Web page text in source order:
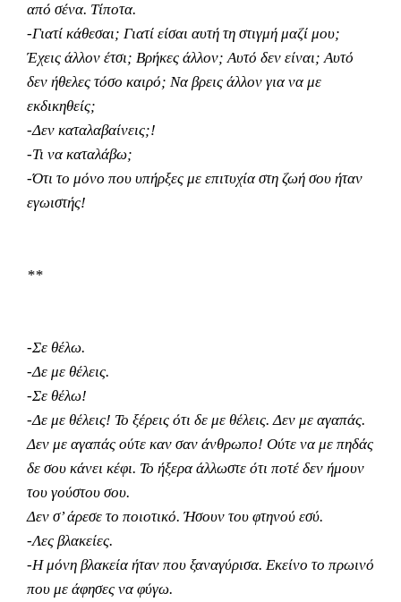
από σένα. Τίποτα.
-Γιατί κάθεσαι; Γιατί είσαι αυτή τη στιγμή μαζί μου;
Έχεις άλλον έτσι; Βρήκες άλλον; Αυτό δεν είναι; Αυτό
δεν ήθελες τόσο καιρό; Να βρεις άλλον για να με
εκδικηθείς;
-Δεν καταλαβαίνεις;!
-Τι να καταλάβω;
-Ότι το μόνο που υπήρξες με επιτυχία στη ζωή σου ήταν
εγωιστής!
**
-Σε θέλω.
-Δε με θέλεις.
-Σε θέλω!
-Δε με θέλεις! Το ξέρεις ότι δε με θέλεις. Δεν με αγαπάς.
Δεν με αγαπάς ούτε καν σαν άνθρωπο! Ούτε να με πηδάς
δε σου κάνει κέφι. Το ήξερα άλλωστε ότι ποτέ δεν ήμουν
του γούστου σου.
Δεν σ’ άρεσε το ποιοτικό. Ήσουν του φτηνού εσύ.
-Λες βλακείες.
-Η μόνη βλακεία ήταν που ξαναγύρισα. Εκείνο το πρωινό
που με άφησες να φύγω.